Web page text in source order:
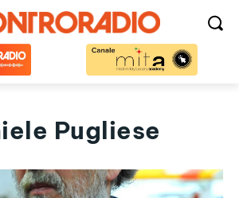
Pugliese